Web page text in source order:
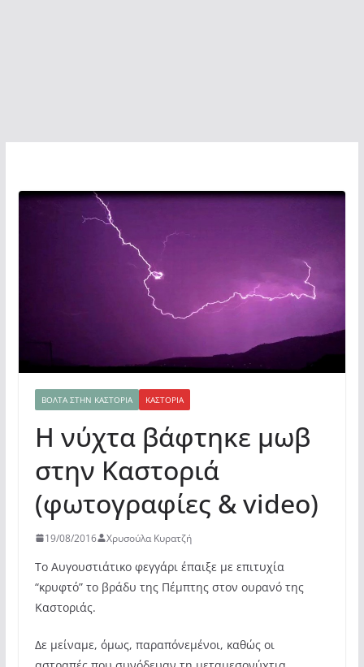
ΒΌΛΤΑ ΣΤΗΝ ΚΑΣΤΟΡΙΆ ΚΑΣΤΟΡΙΆ
Η νύχτα βάφτηκε μωβ
στην Καστοριά
(φωτογραφίες & video)
19/08/2016 Χρυσούλα Κυρατζή
Το Αυγουστιάτικο φεγγάρι έπαιξε με επιτυχία
“κρυφτό” το βράδυ της Πέμπτης στον ουρανό της
Καστοριάς.
Δε μείναμε, όμως, παραπόνεμένοι, καθώς οι